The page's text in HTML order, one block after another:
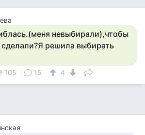
невыбирали),чтобы
сделали?Я решила выбирать
105 15 4